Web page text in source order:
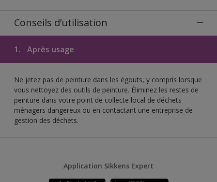
Conseils d’utilisation
1. Après usage
Ne jetez pas de peinture dans les égouts, y compris lorsque
vous nettoyez des outils de peinture. Éliminez les restes de
peinture dans votre point de collecte local de déchets
ménagers dangereux ou en contactant une entreprise de
gestion des déchets.
Application Sikkens Expert